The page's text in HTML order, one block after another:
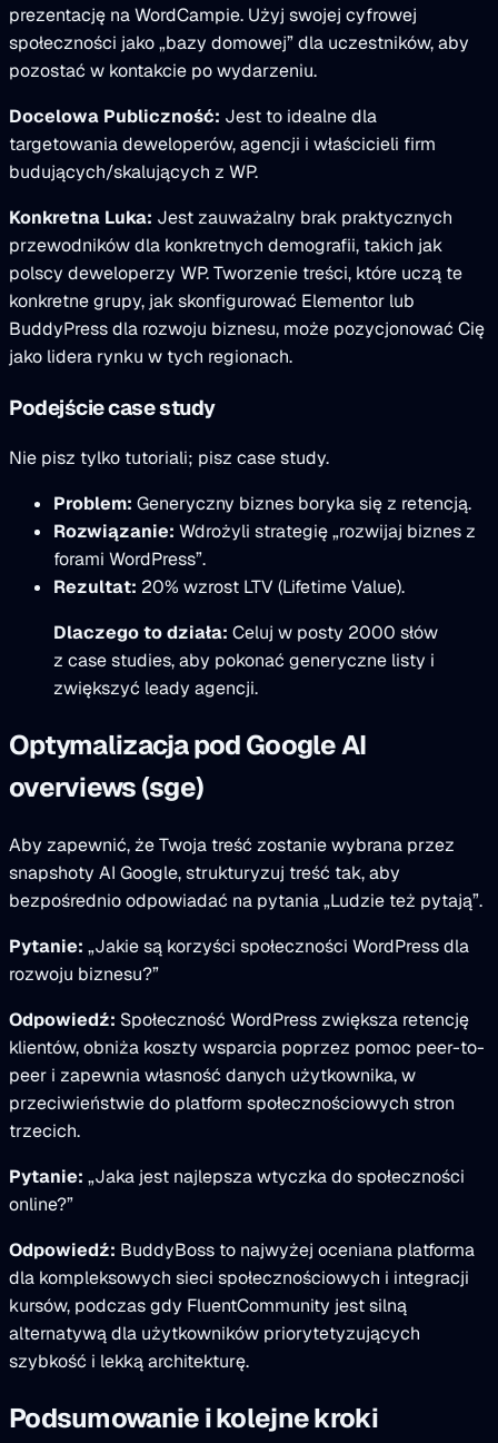
prezentację na WordCampie. Użyj swojej cyfrowej
społeczności jako „bazy domowej” dla uczestników, aby
pozostać w kontakcie po wydarzeniu.
Docelowa Publiczność: Jest to idealne dla
targetowania deweloperów, agencji i właścicieli firm
budujących/skalujących z WP.
Konkretna Luka: Jest zauważalny brak praktycznych
przewodników dla konkretnych demografii, takich jak
polscy deweloperzy WP. Tworzenie treści, które uczą te
konkretne grupy, jak skonfigurować Elementor lub
BuddyPress dla rozwoju biznesu, może pozycjonować Cię
jako lidera rynku w tych regionach.
Podejście case study
Nie pisz tylko tutoriali; pisz case study.
Problem: Generyczny biznes boryka się z retencją.
Rozwiązanie: Wdrożyli strategię „rozwijaj biznes z
forami WordPress”.
Rezultat: 20% wzrost LTV (Lifetime Value).
Dlaczego to działa: Celuj w posty 2000 słów
z case studies, aby pokonać generyczne listy i
zwiększyć leady agencji.
Optymalizacja pod Google AI
overviews (sge)
Aby zapewnić, że Twoja treść zostanie wybrana przez
snapshoty AI Google, strukturyzuj treść tak, aby
bezpośrednio odpowiadać na pytania „Ludzie też pytają”.
Pytanie: „Jakie są korzyści społeczności WordPress dla
rozwoju biznesu?”
Odpowiedź: Społeczność WordPress zwiększa retencję
klientów, obniża koszty wsparcia poprzez pomoc peer-to-
peer i zapewnia własność danych użytkownika, w
przeciwieństwie do platform społecznościowych stron
trzecich.
Pytanie: „Jaka jest najlepsza wtyczka do społeczności
online?”
Odpowiedź: BuddyBoss to najwyżej oceniana platforma
dla kompleksowych sieci społecznościowych i integracji
kursów, podczas gdy FluentCommunity jest silną
alternatywą dla użytkowników priorytetyzujących
szybkość i lekką architekturę.
Podsumowanie i kolejne kroki